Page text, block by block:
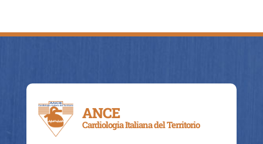
ANCE
Cardiologia Italiana del Territorio